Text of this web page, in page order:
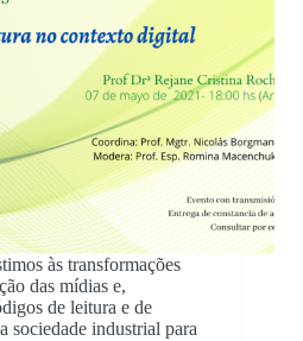
às transformações
das mídias e,
de leitura e de
sociedade industrial para